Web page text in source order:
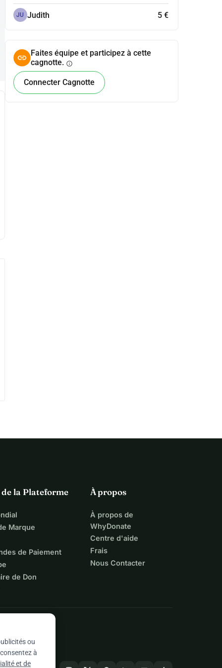
JU Judith 5 €
Faites équipe et participez à cette
cagnotte. info
Connecter Cagnotte
la Plateforme
Marque
de Paiement
de Don
À propos
À propos de
WhyDonate
Centre d'aide
Frais
Nous Contacter
ou
à
et de